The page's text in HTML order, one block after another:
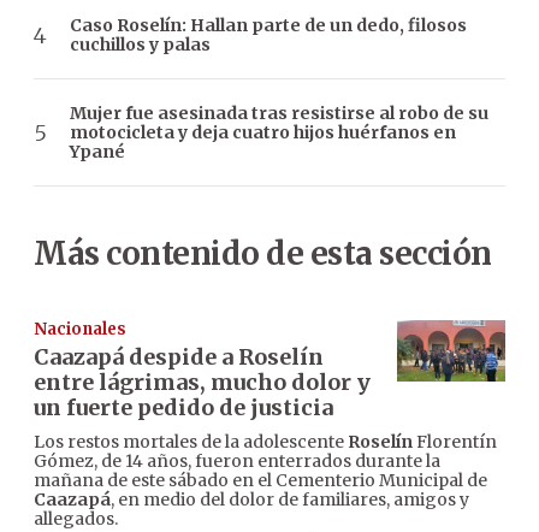
Caso Roselín: Hallan parte de un dedo, filosos
cuchillos y palas
Mujer fue asesinada tras resistirse al robo de su
motocicleta y deja cuatro hijos huérfanos en
Ypané
Más contenido de esta sección
Nacionales
Caazapá despide a Roselín
entre lágrimas, mucho dolor y
un fuerte pedido de justicia
Los restos mortales de la adolescente RoselínFlorentín
Gómez, de 14 años, fueron enterrados durante la
mañana de este sábado en el Cementerio Municipal de
Caazapá, en medio del dolor de familiares, amigos y
allegados.